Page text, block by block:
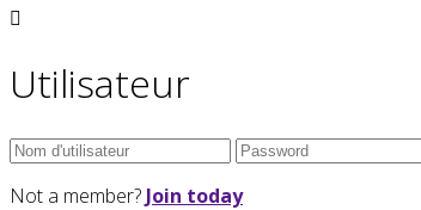
Utilisateur
Not a member? Join today